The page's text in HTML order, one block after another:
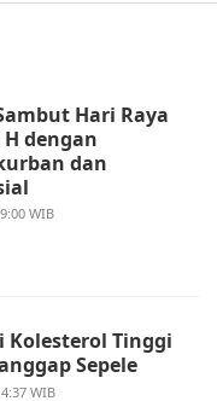
Hari Raya
dengan
dan
WIB
Kolesterol Tinggi
Sepele
WIB